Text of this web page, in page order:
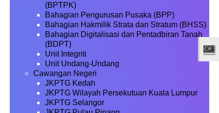
(BPTPK)
Bahagian Pengurusan Pusaka (BPP)
Bahagian Hakmilik Strata dan Stratum (BHSS)
Bahagian Digitalisasi dan Pentadbiran Tanah
(BDPT)
Unit Integriti
Unit Undang-Undang
Cawangan Negeri
JKPTG Kedah
JKPTG Wilayah Persekutuan Kuala Lumpur
JKPTG Selangor